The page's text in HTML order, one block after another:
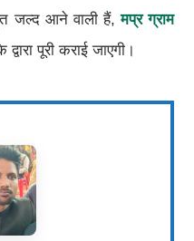
जल्द आने वाली हैं,मप्र ग्राम
पूरी कराई जाएगी।